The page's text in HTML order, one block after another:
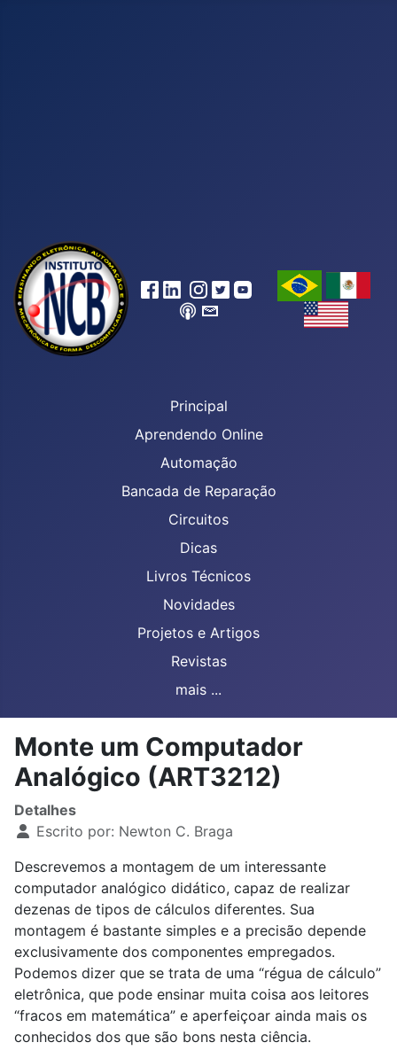
Principal
Aprendendo Online
Automação
Bancada de Reparação
Circuitos
Dicas
Livros Técnicos
Novidades
Projetos e Artigos
Revistas
mais ...
Monte um Computador
Analógico (ART3212)
Detalhes
Escrito por: Newton C. Braga
Descrevemos a montagem de um interessante
computador analógico didático, capaz de realizar
dezenas de tipos de cálculos diferentes. Sua
montagem é bastante simples e a precisão depende
exclusivamente dos componentes empregados.
Podemos dizer que se trata de uma “régua de cálculo”
eletrônica, que pode ensinar muita coisa aos leitores
“fracos em matemática” e aperfeiçoar ainda mais os
conhecidos dos que são bons nesta ciência.